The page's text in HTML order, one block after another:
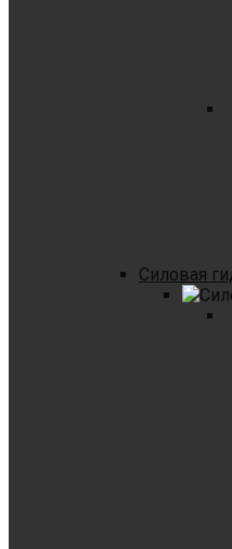
Силовая